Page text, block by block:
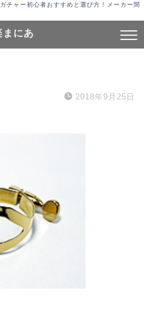
チャー初心者おすすめと選び方！メーカー間
まにあ
2018年9月25日